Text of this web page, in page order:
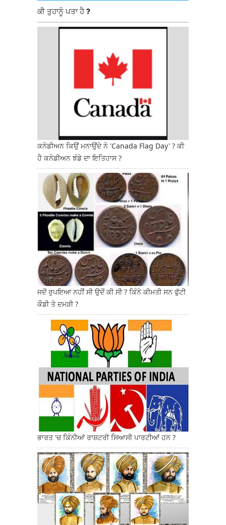
ਕੀ ਤੁਹਾਨੂੰ ਪਤਾ ਹੈ ?
ਕਨੇਡੀਅਨ ਕਿਉਂ ਮਨਾਉਂਦੇ ਨੇ 'Canada Flag Day' ? ਕੀ
ਹੈ ਕਨੇਡੀਅਨ ਝੰਡੇ ਦਾ ਇਤਿਹਾਸ ?
ਜਦੋਂ ਰੁਪਇਆ ਨਹੀਂ ਸੀ ਉਦੋਂ ਕੀ ਸੀ ? ਕਿੰਨੇ ਕੀਮਤੀ ਸਨ ਫੁੱਟੀ
ਕੌਡੀ ਤੇ ਦਮੜੀ ?
ਭਾਰਤ 'ਚ ਕਿੰਨੀਆਂ ਰਾਸ਼ਟਰੀ ਸਿਆਸੀ ਪਾਰਟੀਆਂ ਹਨ ?